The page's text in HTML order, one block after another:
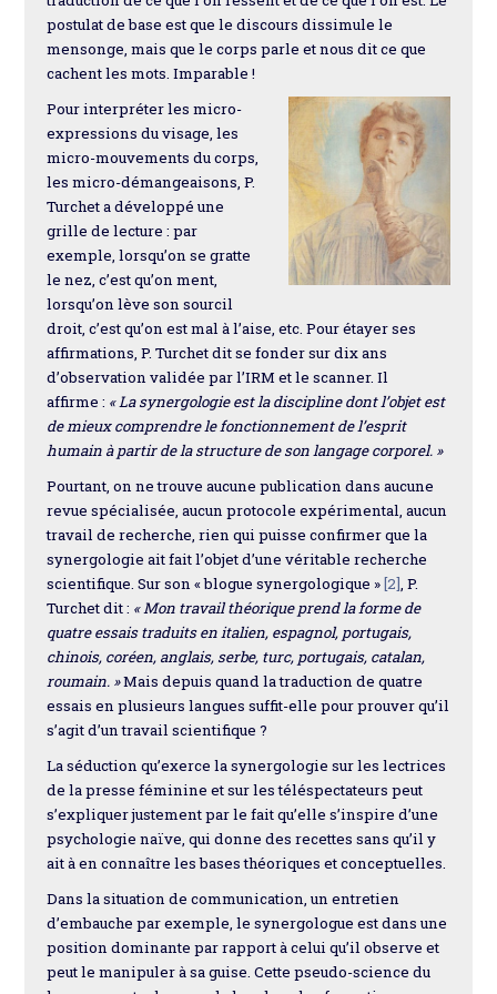
postulat de base est que le discours dissimule le
mensonge, mais que le corps parle et nous dit ce que
cachent les mots. Imparable !
Pour interpréter les micro-
expressions du visage, les
micro-mouvements du corps,
les micro-démangeaisons, P.
Turchet a développé une
grille de lecture : par
exemple, lorsqu’on se gratte
le nez, c’est qu’on ment,
lorsqu’on lève son sourcil
droit, c’est qu’on est mal à l’aise, etc. Pour étayer ses
affirmations, P. Turchet dit se fonder sur dix ans
d’observation validée par l’IRM et le scanner. Il
affirme : « La synergologie est la discipline dont l’objet est
de mieux comprendre le fonctionnement de l’esprit
humain à partir de la structure de son langage corporel. »
Pourtant, on ne trouve aucune publication dans aucune
revue spécialisée, aucun protocole expérimental, aucun
travail de recherche, rien qui puisse confirmer que la
synergologie ait fait l’objet d’une véritable recherche
scientifique. Sur son « blogue synergologique » [2], P.
Turchet dit : « Mon travail théorique prend la forme de
quatre essais traduits en italien, espagnol, portugais,
chinois, coréen, anglais, serbe, turc, portugais, catalan,
roumain. »Mais depuis quand la traduction de quatre
essais en plusieurs langues suffit-elle pour prouver qu’il
s’agit d’un travail scientifique ?
La séduction qu’exerce la synergologie sur les lectrices
de la presse féminine et sur les téléspectateurs peut
s’expliquer justement par le fait qu’elle s’inspire d’une
psychologie naïve, qui donne des recettes sans qu’il y
ait à en connaître les bases théoriques et conceptuelles.
Dans la situation de communication, un entretien
d’embauche par exemple, le synergologue est dans une
position dominante par rapport à celui qu’il observe et
peut le manipuler à sa guise. Cette pseudo-science du